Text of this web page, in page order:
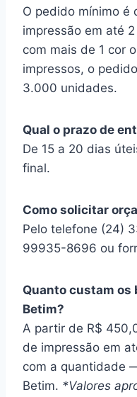
O pedido mínimo é
impressão em até
com mais de 1 cor
impressos, o
3.000 unidades.
Qual o prazo de
De 15 a 20 dias
final.
Como solicitar
Pelo telefone (24)
99935-8696 ou
Quanto custam os
Betim?
A partir de R$
de impressão em
com a quantidade
Betim. *Valores